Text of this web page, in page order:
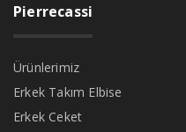
Pierrecassi
Ürünlerimiz
Erkek Takım Elbise
Erkek Ceket